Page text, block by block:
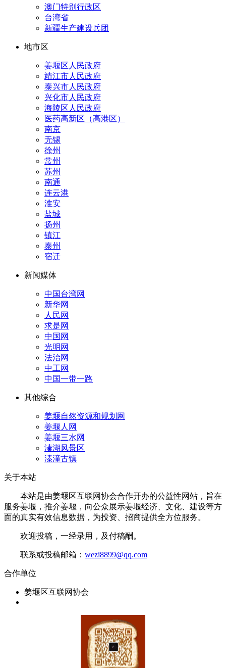
澳门特别行政区
台湾省
新疆生产建设兵团
地市区
姜堰区人民政府
靖江市人民政府
泰兴市人民政府
兴化市人民政府
海陵区人民政府
医药高新区（高港区）
南京
无锡
徐州
常州
苏州
南通
连云港
淮安
盐城
扬州
镇江
泰州
宿迁
新闻媒体
中国台湾网
新华网
人民网
求是网
中国网
光明网
法治网
中工网
中国一带一路
其他综合
姜堰自然资源和规划网
姜堰人网
姜堰三水网
溱湖风景区
溱潼古镇
关于本站
本站是由姜堰区互联网协会合作开办的公益性网站，旨在
服务姜堰，推介姜堰，向公众展示姜堰经济、文化、建设等方
面的真实有效信息数据，为投资、招商提供全方位服务。
欢迎投稿，一经录用，及付稿酬。
联系或投稿邮箱： wezi8899@qq.com
合作单位
姜堰区互联网协会